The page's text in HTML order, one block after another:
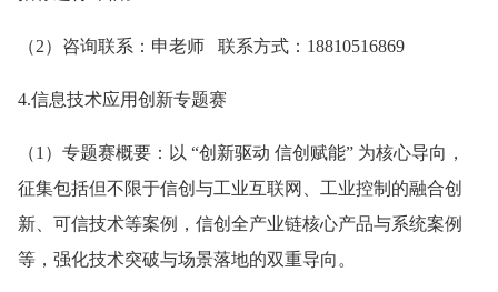
（2）咨询联系：申老师 联系方式：18810516869
4.信息技术应用创新专题赛
（1）专题赛概要：以 “创新驱动 信创赋能” 为核心导向，
征集包括但不限于信创与工业互联网、工业控制的融合创
新、可信技术等案例，信创全产业链核心产品与系统案例
等，强化技术突破与场景落地的双重导向。